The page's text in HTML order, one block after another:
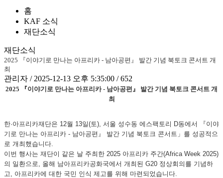
홈
KAF 소식
재단소식
재단소식
2025 『이야기로 만나는 아프리카 - 남아공편』 발간 기념 북토크 콘서트 개
최
관리자 / 2025-12-13 오후 5:35:00 / 652
2025 『이야기로 만나는 아프리카 - 남아공편』 발간 기념 북토크 콘서트 개
최
한·아프리카재단은 12월 13일(토), 서울 성수동 에스팩토리 D동에서 『이야
기로 만나는 아프리카 - 남아공편』 발간 기념 북토크 콘서트」를 성공적으
로 개최했습니다.
이번 행사는 재단이 같은 날 주최한 2025 아프리카 주간(Africa Week 2025)
의 일환으로, 올해 남아프리카공화국에서 개최된 G20 정상회의를 기념하
고, 아프리카에 대한 국민 인식 제고를 위해 마련되었습니다.